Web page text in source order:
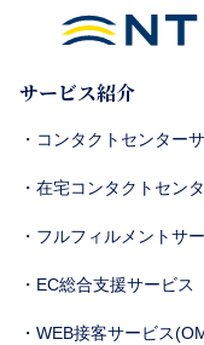
サービス紹介
・コンタクトセンター
・在宅コンタクトセン
・フルフィルメントサ
・EC総合支援サービス
・WEB接客サービス